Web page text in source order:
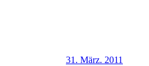
31. März. 2011